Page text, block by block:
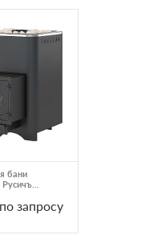
бани
Русичъ
запросу